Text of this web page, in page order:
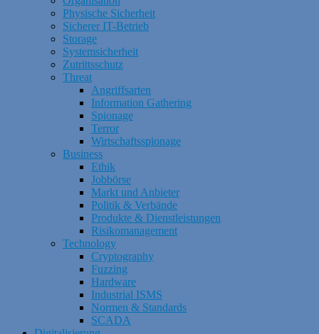
Physische Sicherheit
Sicherer IT-Betrieb
Storage
Systemsicherheit
Zutrittsschutz
Threat
Angriffsarten
Information Gathering
Spionage
Terror
Wirtschaftsspionage
Business
Ethik
Jobbörse
Markt und Anbieter
Politik & Verbände
Produkte & Dienstleistungen
Risikomanagement
Technology
Cryptography
Fuzzing
Hardware
Industrial ISMS
Normen & Standards
SCADA